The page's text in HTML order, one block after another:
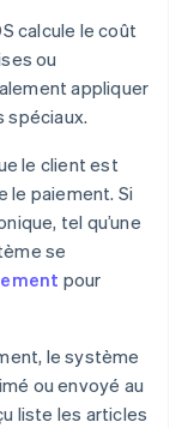
calcule le coût
ou
appliquer
spéciaux.
le client est
le paiement. Si
tel qu’une
se
pour
le système
ou envoyé au
liste les articles